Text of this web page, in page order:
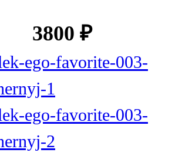
3800 ₽